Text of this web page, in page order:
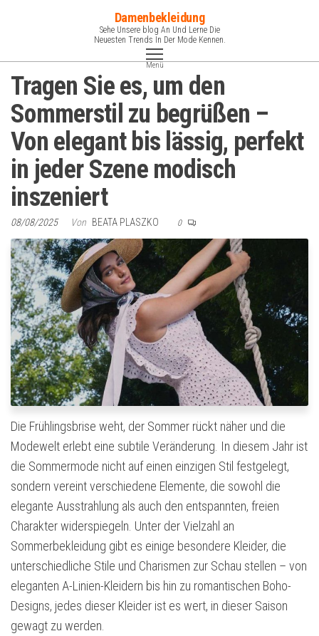
Damenbekleidung
Sehe Unsere blog An Und Lerne Die
Neuesten Trends In Der Mode Kennen.
Menü
Tragen Sie es, um den
Sommerstil zu begrüßen –
Von elegant bis lässig, perfekt
in jeder Szene modisch
inszeniert
08/08/2025 Von BEATA PLASZKO 0
Die Frühlingsbrise weht, der Sommer rückt näher und die
Modewelt erlebt eine subtile Veränderung. In diesem Jahr ist
die Sommermode nicht auf einen einzigen Stil festgelegt,
sondern vereint verschiedene Elemente, die sowohl die
elegante Ausstrahlung als auch den entspannten, freien
Charakter widerspiegeln. Unter der Vielzahl an
Sommerbekleidung gibt es einige besondere Kleider, die
unterschiedliche Stile und Charismen zur Schau stellen – von
eleganten A-Linien-Kleidern bis hin zu romantischen Boho-
Designs, jedes dieser Kleider ist es wert, in dieser Saison
gewagt zu werden.